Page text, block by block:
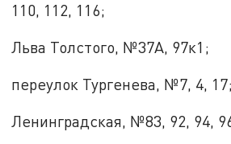
110, 112, 116;
Льва Толстого, №37А, 97к1;
переулок Тургенева, №7, 4, 17;
Ленинградская, №83, 92, 94,